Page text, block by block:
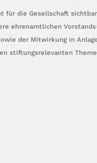
für die Gesell­schaft sicht­bar
ehren­amt­li­chen
der Mit­wir­kung in
stif­tungs­re­le­van­ten